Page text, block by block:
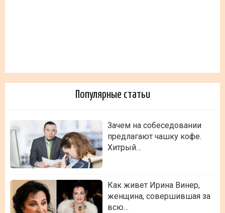
Популярные статьи
Зачем на собеседовании
предлагают чашку кофе.
Хитрый…
Как живет Ирина Винер,
женщина, совершившая за
всю…